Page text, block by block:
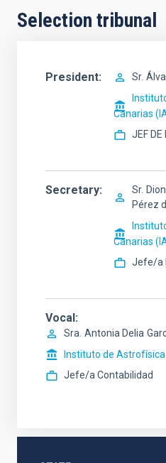
Selection tribunal
President Sr.
Canarias
JEF DE
Secretary Sr.
Pérez
Canarias
Jefe/a
Vocal
Sra. Antonia Delia
Instituto de
Jefe/a Contabilidad